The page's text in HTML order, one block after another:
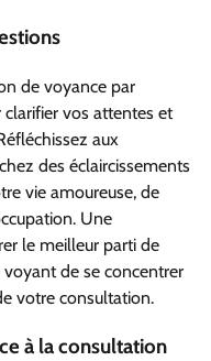
de voyance par
vos attentes et
aux
des éclaircissements
vie amoureuse, de
Une
le meilleur parti de
de se concentrer
votre consultation.
à la consultation